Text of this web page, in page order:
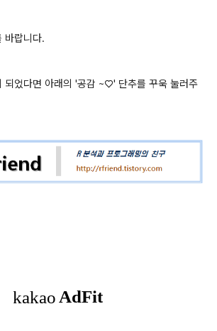
바랍니다.
되었다면 아래의 '공감 ~♡' 단추를 꾸욱 눌러주